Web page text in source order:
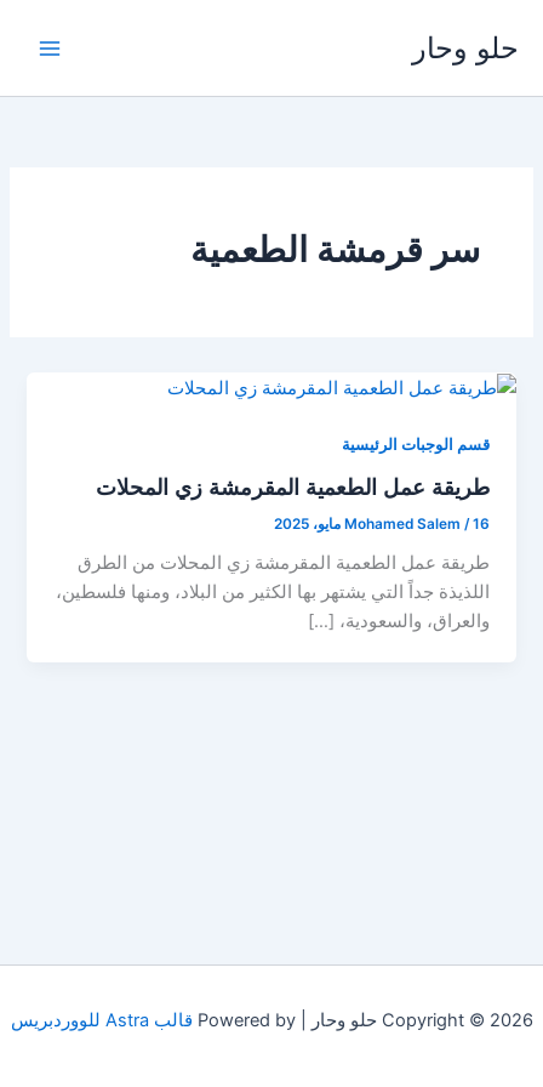
المحتوى
حلو وحار
سر قرمشة الطعمية
قسم الوجبات الرئيسية
طريقة عمل الطعمية المقرمشة زي المحلات
Mohamed Salem /16 مايو، 2025
طريقة عمل الطعمية المقرمشة زي المحلات من الطرق
اللذيذة جداً التي يشتهر بها الكثير من البلاد، ومنها فلسطين،
والعراق، والسعودية، […]
Copyright © 2026 حلو وحار | Powered by قالب Astra للووردبريس